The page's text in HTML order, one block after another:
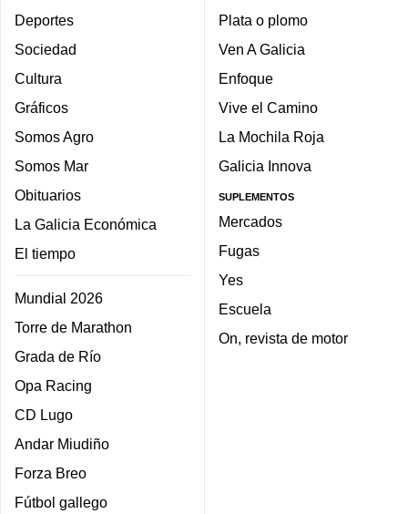
Deportes
Sociedad
Cultura
Gráficos
Somos Agro
Somos Mar
Obituarios
La Galicia Económica
El tiempo
Mundial 2026
Torre de Marathon
Grada de Río
Opa Racing
CD Lugo
Andar Miudiño
Forza Breo
Fútbol gallego
Plata o plomo
Ven A Galicia
Enfoque
Vive el Camino
La Mochila Roja
Galicia Innova
SUPLEMENTOS
Mercados
Fugas
Yes
Escuela
On, revista de motor